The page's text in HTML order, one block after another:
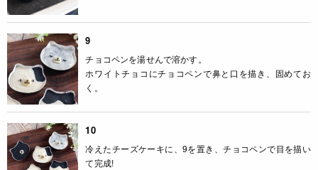
9
チョコペンを湯せんで溶かす。
ホワイトチョコにチョコペンで鼻と口を描き、固めてお
く。
10
冷えたチーズケーキに、9を置き、チョコペンで目を描い
て完成!